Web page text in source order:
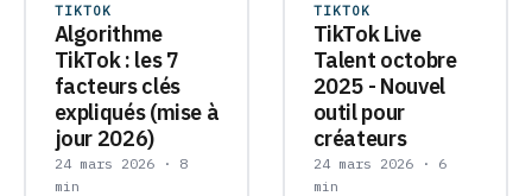
TIKTOK
Algorithme
TikTok : les 7
facteurs clés
expliqués (mise à
jour 2026)
24 mars 2026 · 8
min
TIKTOK
TikTok Live
Talent octobre
2025 - Nouvel
outil pour
créateurs
24 mars 2026 · 6
min